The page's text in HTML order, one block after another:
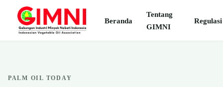
Beranda
Tentang
GIMNI
Regulasi
PALM OIL TODAY